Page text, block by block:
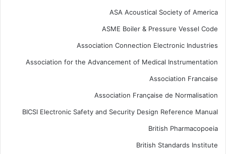
ASA Acoustical Society of America
ASME Boiler & Pressure Vessel Code
Association Connection Electronic Industries
Association for the Advancement of Medical Instrumentation
Association Francaise
Association Française de Normalisation
BICSI Electronic Safety and Security Design Reference Manual
British Pharmacopoeia
British Standards Institute